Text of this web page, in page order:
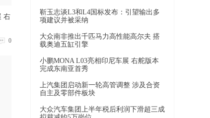
右
0
靳玉志谈L3和L4国标发布：引望输出多
项建议并被采纳
大众南非推出千匹马力高性能高尔夫 搭
载奥迪五缸引擎
小鹏MONA L03亮相印尼车展 右舵版本
完成东南亚首秀
上汽集团启动新一轮高管调整 涉及合资
自主及零部件板块
大众汽车集团上半年税后利润下滑超三成